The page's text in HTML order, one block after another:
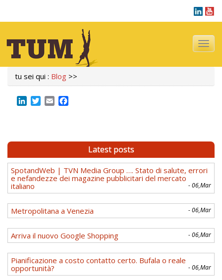
tu sei qui : Blog >>
LinkedIn
Twitter
Email
Latest posts
SpotandWeb | TVN Media Group …. Stato di salute, errori
e nefandezze dei magazine pubblicitari del mercato
italiano
- 06,Mar
Metropolitana a Venezia - 06,Mar
Arriva il nuovo Google Shopping - 06,Mar
Pianificazione a costo contatto certo. Bufala o reale
opportunità?
- 06,Mar